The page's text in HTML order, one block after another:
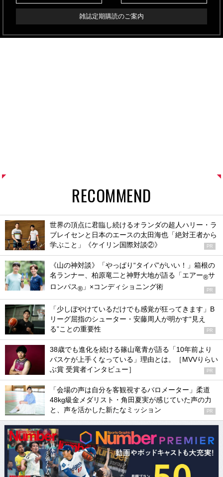
雑誌定期購読のご案内
RECOMMEND
世界の頂点に君臨し続けるオランダの超人ハリー・ラ
ブレイセンと日本のエースの太田海也「絶対王者から
学ぶこと」《ケイリン国際対談②》
PR
《山の神対談》「やっぱり“タイパ”がいい！」箱根の
名ランナー、柏原竜二と神野大地が語る「エアー®サ
ロンパス® 」×コンディショニング術 PR
「少しぼやけているだけでも感覚が狂ってきます」B
リーグ屈指のシューター・安藤周人が明かす“見え
る”ことの重要性
PR
38歳でも進化を続ける篠山竜青が語る「10年前より
バスケが上手くなっている」理由とは。［MVVりらい
ぶ賞 受賞者インタビュー］
PR
「会場の声は自分を客観視するバロメーター」柔道
48kg級金メダリスト・角田夏実が感じていた声の力
と、声を活かした新たなミッション
PR